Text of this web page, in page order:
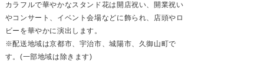
カラフルで華やかなスタンド花は開店祝い、開業祝い
やコンサート、イベント会場などに飾られ、店頭やロ
ビーを華やかに演出します。
※配送地域は京都市、宇治市、城陽市、久御山町で
す。(一部地域は除きます)